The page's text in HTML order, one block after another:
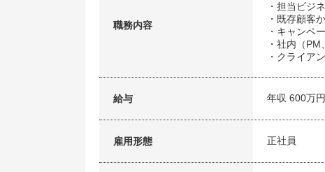
職務内容
・担当ビジ
・既存顧客
・キャンペ
・社内（
・クライア
給与 年収 600万
雇用形態 正社員